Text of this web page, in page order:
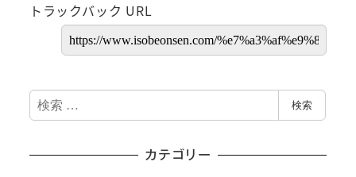
トラックバック URL
検
索
検索
カテゴリー